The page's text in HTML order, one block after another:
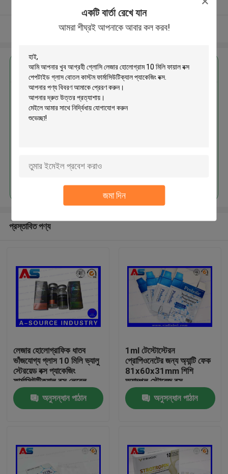
একটি বার্তা রেখে যান
আমরা শীঘ্রই আপনাকে আবার কল করব!
জমা দিন
বাড়ি
আমাদের সম্পর্কে
আরো দেখুন
এর সেরা মূল্য পান
গ্লোসি লেজার হোলোগ্রাম 10 মিলি ফায়াল বক্স
পেপটাইড গ্লাস বোতল কাস্টম ফার্মাসিউটিক্যাল
প্রস্তাবিত পণ্য
লেজার হোলোগ্রাফিক ধাতব
ভাঁজযোগ্য গ্লাস 10 মিলি ভ্যালু
স্টেরয়েড বক্স প্যাকেজিং
ফার্মাসিউটিক্যাল বক্স লেবেল
অনুসন্ধান পাঠান
1ml টেস্টোস্টেরন
প্রোপিওনেটের জন্য অ্যান্টি ফেক
81x60x31mm শিশি
অ্যাম্পুল স্টোরেজ বক্স
অনুসন্ধান পাঠান